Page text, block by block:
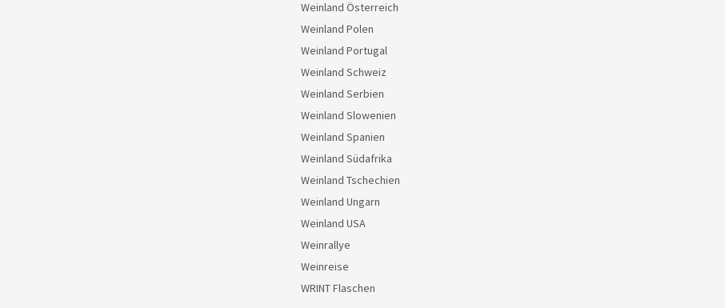
Weinland Österreich
Weinland Polen
Weinland Portugal
Weinland Schweiz
Weinland Serbien
Weinland Slowenien
Weinland Spanien
Weinland Südafrika
Weinland Tschechien
Weinland Ungarn
Weinland USA
Weinrallye
Weinreise
WRINT Flaschen